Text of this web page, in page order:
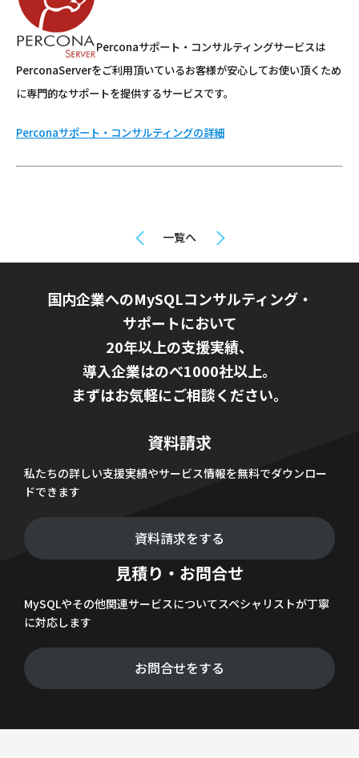
Perconaサポート・コンサルティングサービスは
PerconaServerをご利用頂いているお客様が安心してお使い頂くため
に専門的なサポートを提供するサービスです。
Perconaサポート・コンサルティングの詳細
一覧へ
国内企業へのMySQLコンサルティング・
サポートにおいて
20年以上の支援実績、
導入企業はのべ1000社以上。
まずはお気軽にご相談ください。
資料請求
私たちの詳しい支援実績やサービス情報を無料でダウンロー
ドできます
資料請求をする
見積り・お問合せ
MySQLやその他関連サービスについてスペシャリストが丁寧
に対応します
お問合せをする